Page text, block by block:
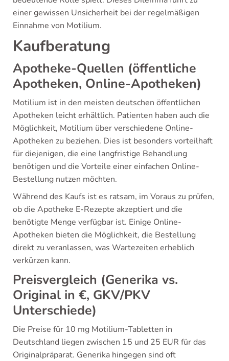
einer gewissen Unsicherheit bei der regelmäßigen
Einnahme von Motilium.
Kaufberatung
Apotheke-Quellen (öffentliche
Apotheken, Online-Apotheken)
Motilium ist in den meisten deutschen öffentlichen
Apotheken leicht erhältlich. Patienten haben auch die
Möglichkeit, Motilium über verschiedene Online-
Apotheken zu beziehen. Dies ist besonders vorteilhaft
für diejenigen, die eine langfristige Behandlung
benötigen und die Vorteile einer einfachen Online-
Bestellung nutzen möchten.
Während des Kaufs ist es ratsam, im Voraus zu prüfen,
ob die Apotheke E-Rezepte akzeptiert und die
benötigte Menge verfügbar ist. Einige Online-
Apotheken bieten die Möglichkeit, die Bestellung
direkt zu veranlassen, was Wartezeiten erheblich
verkürzen kann.
Preisvergleich (Generika vs.
Original in €, GKV/PKV
Unterschiede)
Die Preise für 10 mg Motilium-Tabletten in
Deutschland liegen zwischen 15 und 25 EUR für das
Originalpräparat. Generika hingegen sind oft